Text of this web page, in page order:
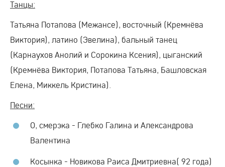
Танцы:
Татьяна Потапова (Межансе), восточный (Кремнёва
Виктория), латино (Эвелина), бальный танец
(Карнаухов Анолий и Сорокина Ксения), цыганский
(Кремнёва Виктория, Потапова Татьяна, Башловская
Елена, Миккель Кристина).
Песни:
О, смерэка - Глебко Галина и Александрова
Валентина
Косынка - Новикова Раиса Дмитриевна( 92 года)